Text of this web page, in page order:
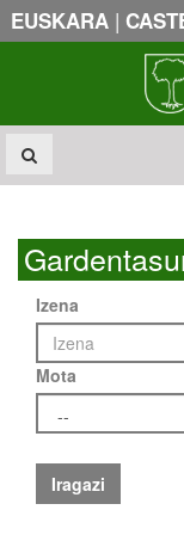
EUSKARA |
Izena
Mota
Iragazi